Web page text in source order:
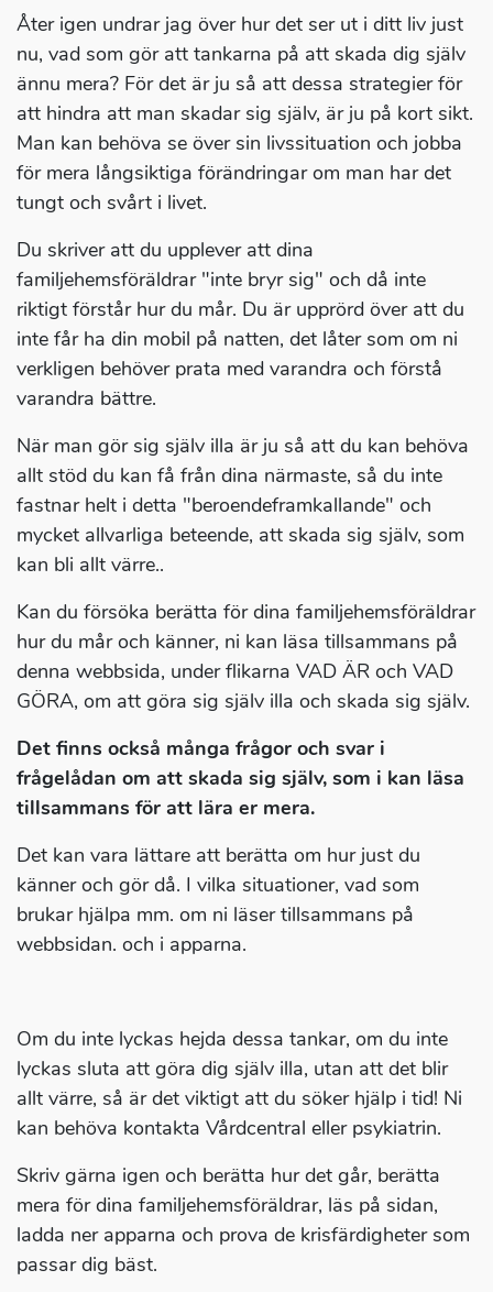
Åter igen undrar jag över hur det ser ut i ditt liv just
nu, vad som gör att tankarna på att skada dig själv
ännu mera? För det är ju så att dessa strategier för
att hindra att man skadar sig själv, är ju på kort sikt.
Man kan behöva se över sin livssituation och jobba
för mera långsiktiga förändringar om man har det
tungt och svårt i livet.
Du skriver att du upplever att dina
familjehemsföräldrar "inte bryr sig" och då inte
riktigt förstår hur du mår. Du är upprörd över att du
inte får ha din mobil på natten, det låter som om ni
verkligen behöver prata med varandra och förstå
varandra bättre.
När man gör sig själv illa är ju så att du kan behöva
allt stöd du kan få från dina närmaste, så du inte
fastnar helt i detta "beroendeframkallande" och
mycket allvarliga beteende, att skada sig själv, som
kan bli allt värre..
Kan du försöka berätta för dina familjehemsföräldrar
hur du mår och känner, ni kan läsa tillsammans på
denna webbsida, under flikarna VAD ÄR och VAD
GÖRA, om att göra sig själv illa och skada sig själv.
Det finns också många frågor och svar i
frågelådan om att skada sig själv, som i kan läsa
tillsammans för att lära er mera.
Det kan vara lättare att berätta om hur just du
känner och gör då. I vilka situationer, vad som
brukar hjälpa mm. om ni läser tillsammans på
webbsidan. och i apparna.
Om du inte lyckas hejda dessa tankar, om du inte
lyckas sluta att göra dig själv illa, utan att det blir
allt värre, så är det viktigt att du söker hjälp i tid! Ni
kan behöva kontakta Vårdcentral eller psykiatrin.
Skriv gärna igen och berätta hur det går, berätta
mera för dina familjehemsföräldrar, läs på sidan,
ladda ner apparna och prova de krisfärdigheter som
passar dig bäst.